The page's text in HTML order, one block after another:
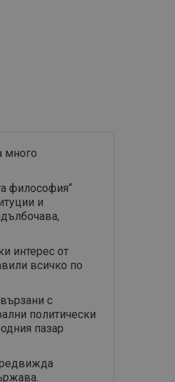
много
философия“
и
интерес от
всичко по
с
политически
пазар